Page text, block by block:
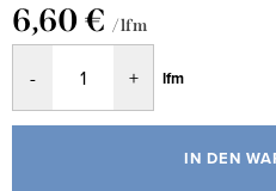
6,60 € / lfm
lfm
IN DEN